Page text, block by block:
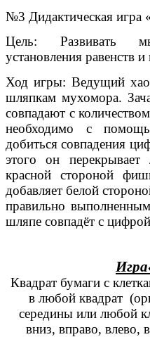
№3 Дидактическая игра
Цель: Развивать
установления равенств и
Ход игры: Ведущий
шляпкам мухомора.
совпадают с
необходимо с
добиться совпадения
этого он
красной стороной
добавляет белой
правильно
шляпе совпадёт с
Квадрат бумаги с
в любой квадрат
середины или любой
вниз, вправо, влево,